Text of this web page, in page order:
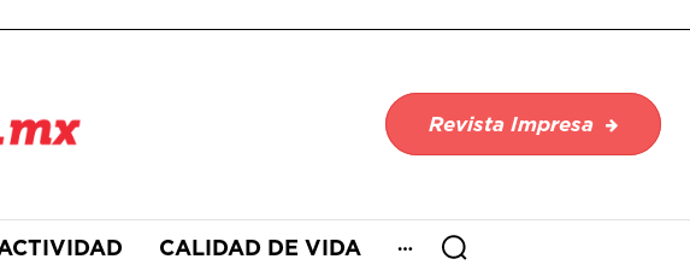
Revista Impresa
CALIDAD DE VIDA